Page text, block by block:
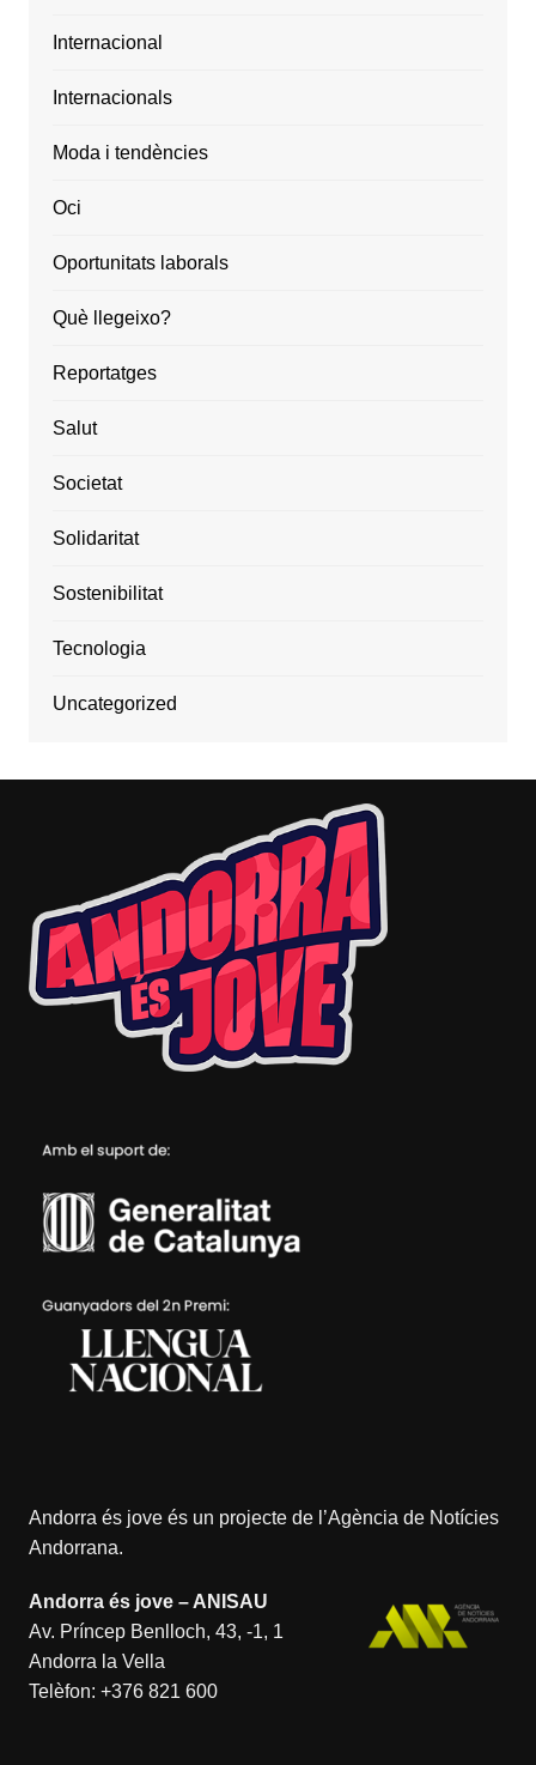
Internacional
Internacionals
Moda i tendències
Oci
Oportunitats laborals
Què llegeixo?
Reportatges
Salut
Societat
Solidaritat
Sostenibilitat
Tecnologia
Uncategorized
Andorra és jove és un projecte de l’Agència de Notícies
Andorrana.
Andorra és jove – ANISAU
Av. Príncep Benlloch, 43, -1, 1
Andorra la Vella
Telèfon: +376 821 600